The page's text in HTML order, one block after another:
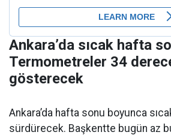
Ankara’da sıcak hafta
Termometreler 34
gösterecek
Ankara’da hafta sonu boyunca
sürdürecek. Başkentte bugün az